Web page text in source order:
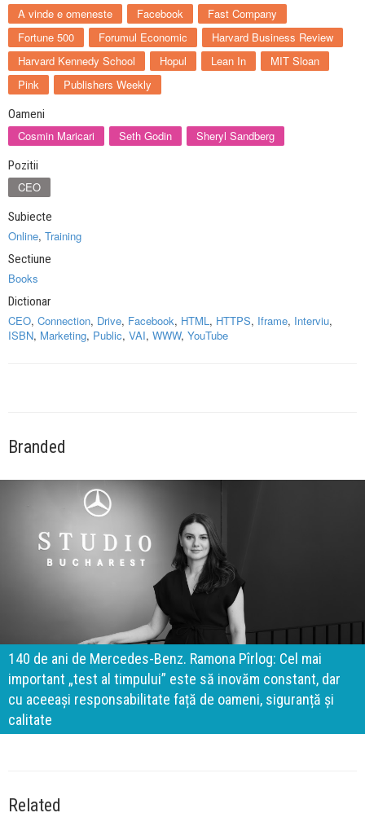
A vinde e omeneste Facebook
Fast Company
Fortune 500
Forumul Economic
Harvard Business Review
Harvard Kennedy School
Hopul Lean In
MIT Sloan
Pink
Publishers Weekly
Oameni
Cosmin Maricari Seth Godin Sheryl Sandberg
Pozitii
CEO
Subiecte
Online, Training
Sectiune
Books
Dictionar
CEO, Connection, Drive, Facebook, HTML, HTTPS, Iframe, Interviu,
ISBN, Marketing, Public, VAI, WWW, YouTube
Branded
140 de ani de Mercedes-Benz. Ramona Pîrlog: Cel mai
important „test al timpului” este să inovăm constant, dar
cu aceeași responsabilitate față de oameni, siguranță și
calitate
Related